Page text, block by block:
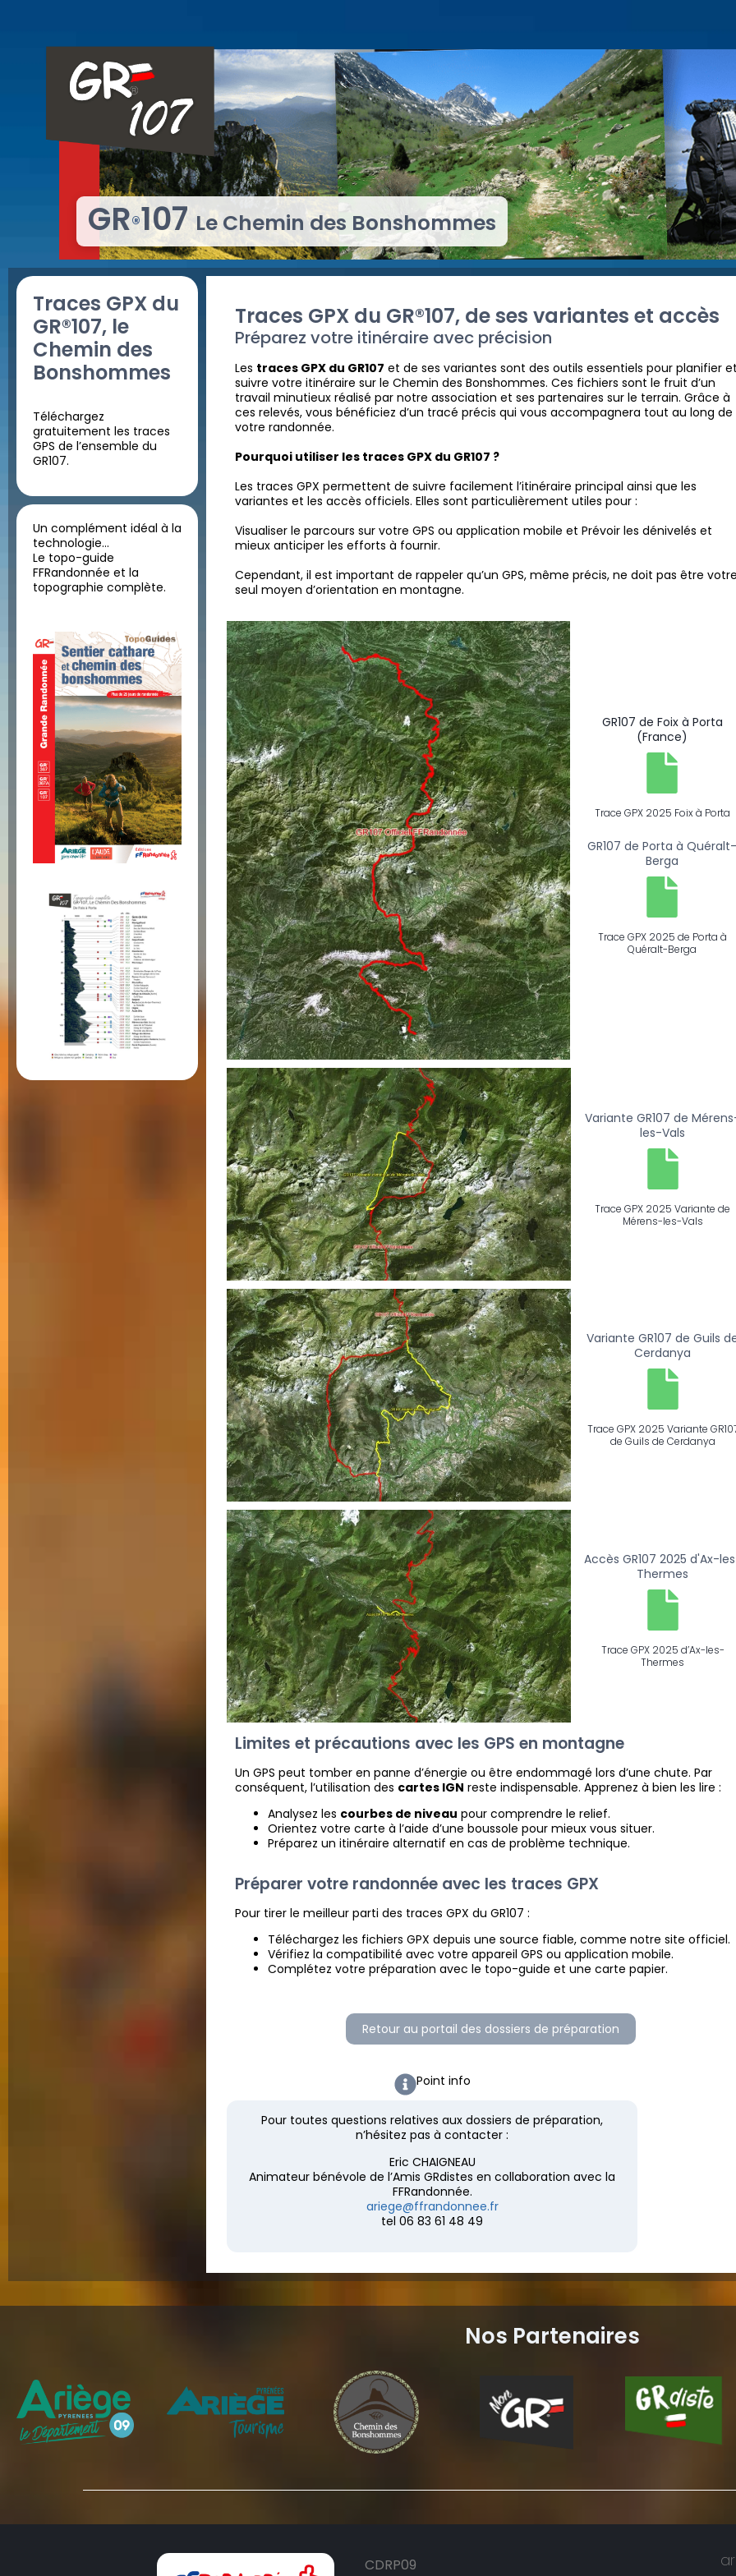
GR®107Le Chemin des Bonshommes
Traces GPX du
GR®107, le
Chemin des
Bonshommes
Téléchargez
gratuitement les traces
GPS de l’ensemble du
GR107.
Un complément idéal à la
technologie…
Le topo-guide
FFRandonnée et la
topographie complète.
Traces GPX du GR®107, de ses variantes et accès
Préparez votre itinéraire avec précision
Les traces GPX du GR107 et de ses variantes sont des outils essentiels pour planifier
suivre votre itinéraire sur le Chemin des Bonshommes. Ces fichiers sont le fruit d’un
travail minutieux réalisé par notre association et ses partenaires sur le terrain. Grâce à
ces relevés, vous bénéficiez d’un tracé précis qui vous accompagnera tout au long de
votre randonnée.
Pourquoi utiliser les traces GPX du GR107 ?
Les traces GPX permettent de suivre facilement l’itinéraire principal ainsi que les
variantes et les accès officiels. Elles sont particulièrement utiles pour :
Visualiser le parcours sur votre GPS ou application mobile et Prévoir les dénivelés et
mieux anticiper les efforts à fournir.
Cependant, il est important de rappeler qu’un GPS, même précis, ne doit pas être
seul moyen d’orientation en montagne.
GR107 de Foix à Porta
(France)
Trace GPX 2025 Foix à Porta
GR107 de Porta à
Berga
Trace GPX 2025 de Porta à
Quéralt-Berga
Variante GR107 de
les-Vals
Trace GPX 2025 Variante de
Mérens-les-Vals
Variante GR107 de Guils
Cerdanya
Trace GPX 2025 Variante
de Guils de Cerdanya
Accès GR107 2025 d'Ax-
Thermes
Trace GPX 2025 d’Ax-les-
Thermes
Limites et précautions avec les GPS en montagne
Un GPS peut tomber en panne d’énergie ou être endommagé lors d’une chute. Par
conséquent, l’utilisation des cartes IGN reste indispensable. Apprenez à bien les lire :
Analysez les courbes de niveau pour comprendre le relief.
Orientez votre carte à l’aide d’une boussole pour mieux vous situer.
Préparez un itinéraire alternatif en cas de problème technique.
Préparer votre randonnée avec les traces GPX
Pour tirer le meilleur parti des traces GPX du GR107 :
Téléchargez les fichiers GPX depuis une source fiable, comme notre site officiel.
Vérifiez la compatibilité avec votre appareil GPS ou application mobile.
Complétez votre préparation avec le topo-guide et une carte papier.
Retour au portail des dossiers de préparation
Point info
Pour toutes questions relatives aux dossiers de préparation,
n’hésitez pas à contacter :
Eric CHAIGNEAU
Animateur bénévole de l’Amis GRdistes en collaboration avec la
FFRandonnée.
ariege@ffrandonnee.fr
tel 06 83 61 48 49
Nos Partenaires
CDRP09